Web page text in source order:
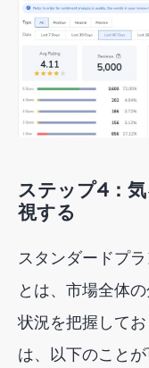
ステップ4：
視する
スタンダードプ
とは、市場全体
状況を把握して
は、以下のことが